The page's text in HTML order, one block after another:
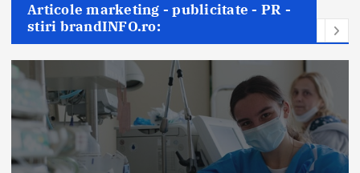
Articole marketing - publicitate - PR -
stiri brandINFO.ro: